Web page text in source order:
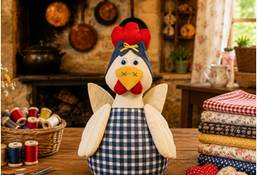
e podem gerar uma excelente renda extra
ou até se transformar em sua principal
de renda. Se você está começando agora
procura novas ideias